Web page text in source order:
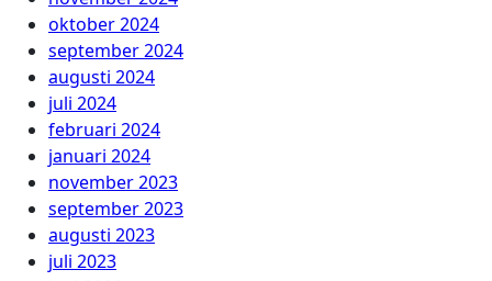
oktober 2024
september 2024
augusti 2024
juli 2024
februari 2024
januari 2024
november 2023
september 2023
augusti 2023
juli 2023